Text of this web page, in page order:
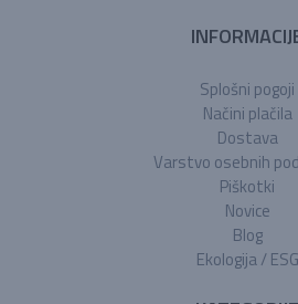
Splošni pogoji
Načini plačila
Dostava
Varstvo osebnih
Piškotki
Novice
Blog
Ekologija / ESG